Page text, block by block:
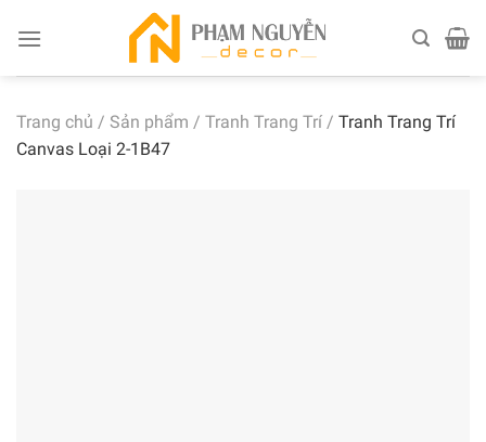
Trang chủ / Sản phẩm / Tranh Trang Trí / Tranh Trang Trí
Canvas Loại 2-1B47